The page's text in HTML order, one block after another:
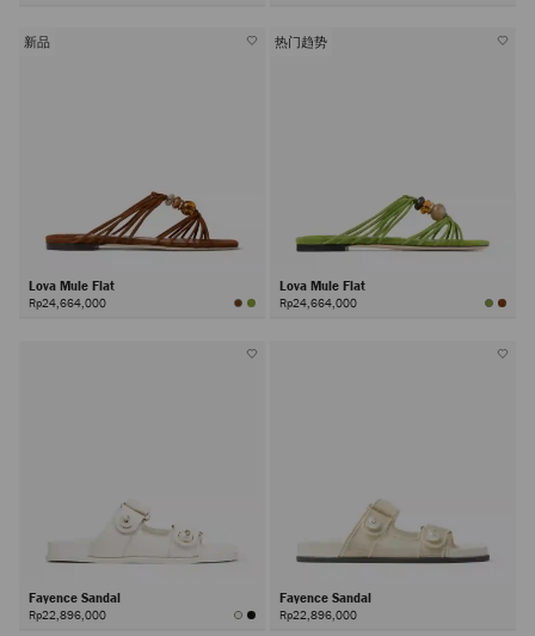
新品
Lova Mule Flat
Rp24,664,000
热门趋势
Lova Mule Flat
Rp24,664,000
Fayence Sandal
Rp22,896,000
Fayence Sandal
Rp22,896,000